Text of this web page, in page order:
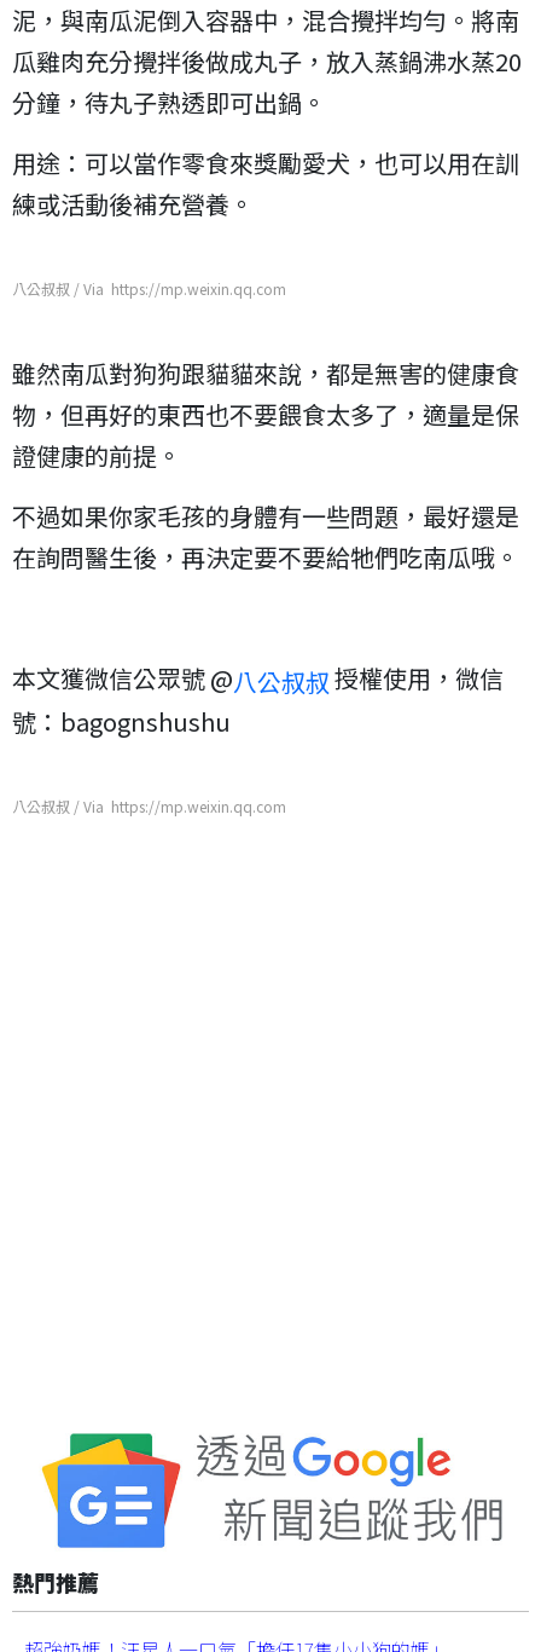
泥，與南瓜泥倒入容器中，混合攪拌均勻。將南
瓜雞肉充分攪拌後做成丸子，放入蒸鍋沸水蒸20
分鐘，待丸子熟透即可出鍋。
用途：可以當作零食來獎勵愛犬，也可以用在訓
練或活動後補充營養。
八公叔叔 / Via https://mp.weixin.qq.com
雖然南瓜對狗狗跟貓貓來說，都是無害的健康食
物，但再好的東西也不要餵食太多了，適量是保
證健康的前提。
不過如果你家毛孩的身體有一些問題，最好還是
在詢問醫生後，再決定要不要給牠們吃南瓜哦。
本文獲微信公眾號 @八公叔叔授權使用，微信
號：bagognshushu
八公叔叔 / Via https://mp.weixin.qq.com
熱門推薦